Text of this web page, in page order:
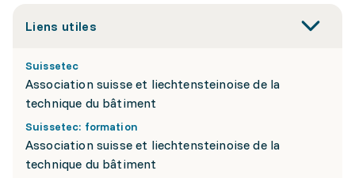
Liens utiles
Suissetec
Association suisse et liechtensteinoise de la
technique du bâtiment
Suissetec: formation
Association suisse et liechtensteinoise de la
technique du bâtiment